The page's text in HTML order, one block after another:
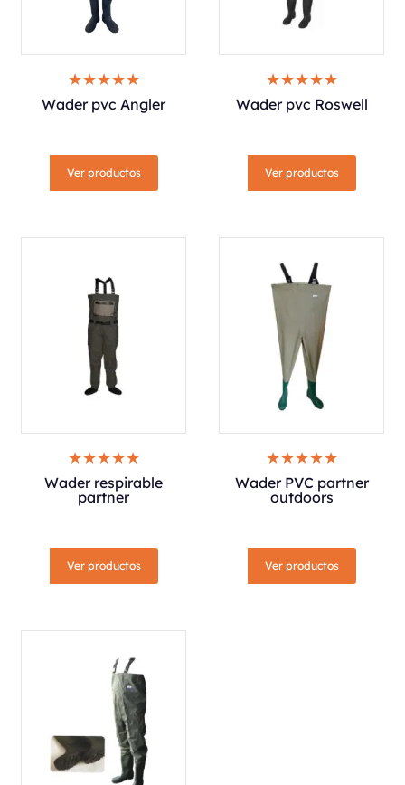
Wader pvc Angler
Ver productos
Wader pvc Roswell
Ver productos
Wader respirable
partner
Ver productos
Wader PVC partner
outdoors
Ver productos